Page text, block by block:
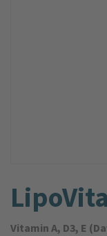
Vitamin A, D3, E